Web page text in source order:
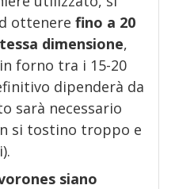
ottenere fino a 20
dimensione,
forno tra i 15-20
dipenderà da
sarà necessario
si tostino troppo e
siano